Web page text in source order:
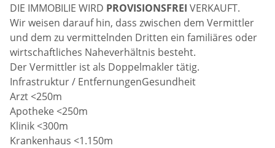
DIE IMMOBILIE WIRD PROVISIONSFREI VERKAUFT.
Wir weisen darauf hin, dass zwischen dem Vermittler
und dem zu vermittelnden Dritten ein familiäres oder
wirtschaftliches Naheverhältnis besteht.
Der Vermittler ist als Doppelmakler tätig.
Infrastruktur / EntfernungenGesundheit
Arzt <250m
Apotheke <250m
Klinik <300m
Krankenhaus <1.150m